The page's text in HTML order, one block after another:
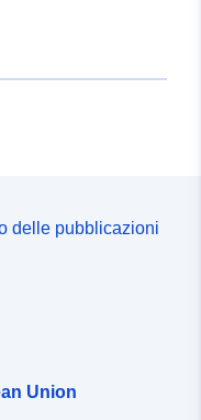
delle pubblicazioni
Union